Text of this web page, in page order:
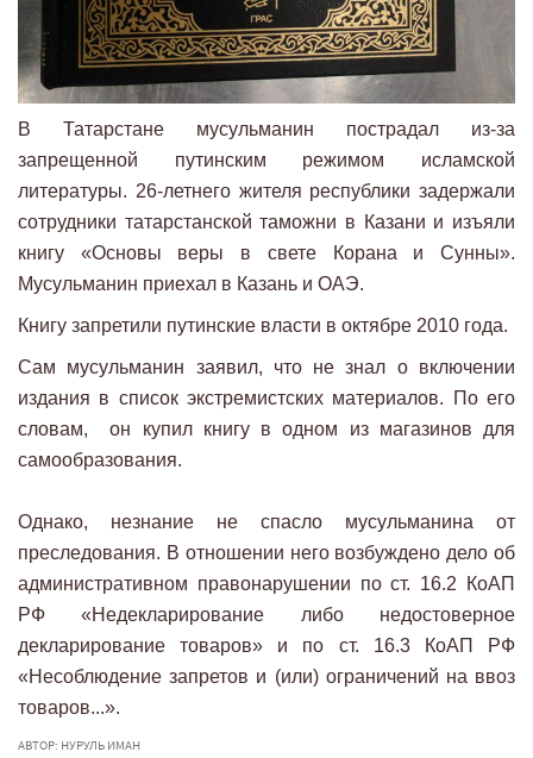
В Татарстане мусульманин пострадал из-за
запрещенной путинским режимом исламской
литературы. 26-летнего жителя республики задержали
сотрудники татарстанской таможни в Казани и изъяли
книгу «Основы веры в свете Корана и Сунны».
Мусульманин приехал в Казань и ОАЭ.
Книгу запретили путинские власти в октябре 2010 года.
Сам мусульманин заявил, что не знал о включении
издания в список экстремистских материалов. По его
словам, он купил книгу в одном из магазинов для
самообразования.
Однако, незнание не спасло мусульманина от
преследования. В отношении него возбуждено дело об
административном правонарушении по ст. 16.2 КоАП
РФ «Недекларирование либо недостоверное
декларирование товаров» и по ст. 16.3 КоАП РФ
«Несоблюдение запретов и (или) ограничений на ввоз
товаров...».
АВТОР: НУРУЛЬ ИМАН